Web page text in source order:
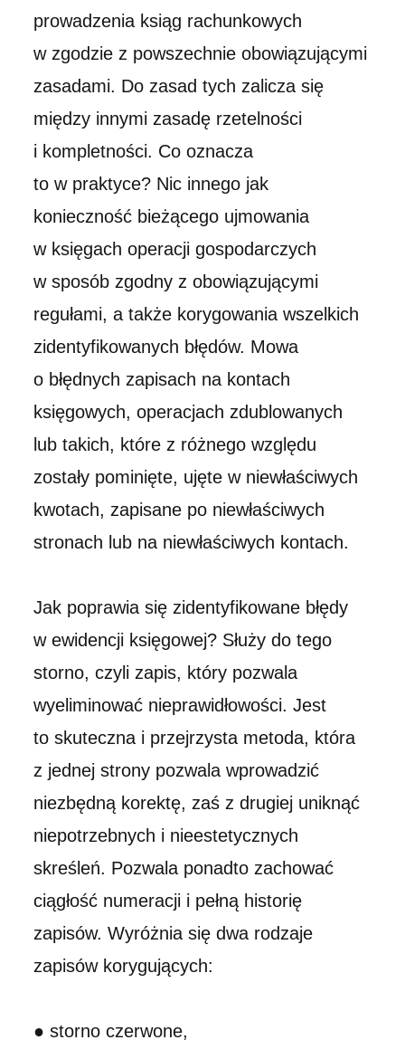
prowadzenia ksiąg rachunkowych
w zgodzie z powszechnie obowiązującymi
zasadami. Do zasad tych zalicza się
między innymi zasadę rzetelności
i kompletności. Co oznacza
to w praktyce? Nic innego jak
konieczność bieżącego ujmowania
w księgach operacji gospodarczych
w sposób zgodny z obowiązującymi
regułami, a także korygowania wszelkich
zidentyfikowanych błędów. Mowa
o błędnych zapisach na kontach
księgowych, operacjach zdublowanych
lub takich, które z różnego względu
zostały pominięte, ujęte w niewłaściwych
kwotach, zapisane po niewłaściwych
stronach lub na niewłaściwych kontach.
Jak poprawia się zidentyfikowane błędy
w ewidencji księgowej? Służy do tego
storno, czyli zapis, który pozwala
wyeliminować nieprawidłowości. Jest
to skuteczna i przejrzysta metoda, która
z jednej strony pozwala wprowadzić
niezbędną korektę, zaś z drugiej uniknąć
niepotrzebnych i nieestetycznych
skreśleń. Pozwala ponadto zachować
ciągłość numeracji i pełną historię
zapisów. Wyróżnia się dwa rodzaje
zapisów korygujących:
● storno czerwone,